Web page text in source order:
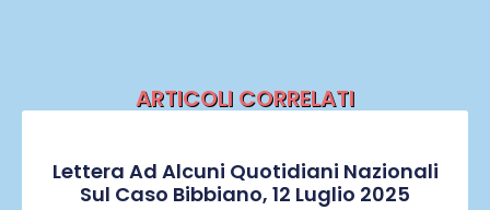
ARTICOLI CORRELATI
Lettera Ad Alcuni Quotidiani Nazionali
Sul Caso Bibbiano, 12 Luglio 2025